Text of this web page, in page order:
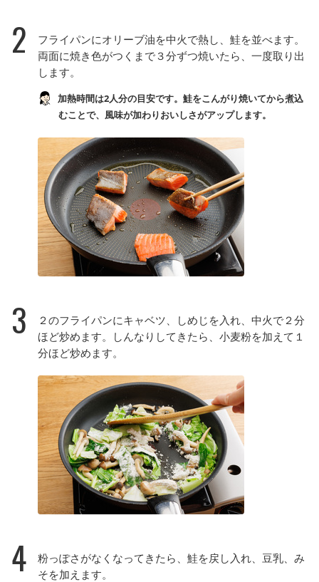
2
フライパンにオリーブ油を中火で熱し、鮭を並べます。
両面に焼き色がつくまで３分ずつ焼いたら、一度取り出
します。
加熱時間は2人分の目安です。鮭をこんがり焼いてから煮込
むことで、風味が加わりおいしさがアップします。
3
２のフライパンにキャベツ、しめじを入れ、中火で２分
ほど炒めます。しんなりしてきたら、小麦粉を加えて１
分ほど炒めます。
4
粉っぽさがなくなってきたら、鮭を戻し入れ、豆乳、み
そを加えます。